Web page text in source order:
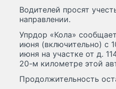
Водителей просят
направлении.
Упрдор «Кола»
июня (включительно) с
июня на участке от д.
20-м километре этой
Продолжительность